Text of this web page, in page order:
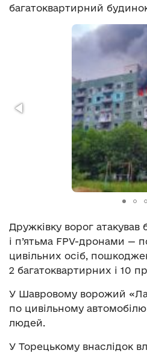
багатоквартирний
Дружківку ворог
і п’ятьма FPV-дронами —
цивільних осіб,
2 багатоквартирних і 10
У Шавровому ворожий
по цивільному
людей.
У Торецькому внаслідок